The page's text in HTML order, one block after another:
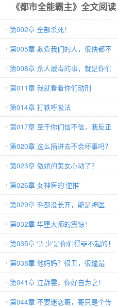
《都市全能霸主》全文阅读
第002章 全部杀死！
第005章 欺负我们的人，很快都不
会存在
第008章 杀人贩毒的事，就是你们
干的
第011章 我就看着你们动刑
第014章 打铁呼吸法
第017章 至于你们信不信，我反正
信了
第020章 这么插进去不会坏事吗？
第023章 傲娇的美女心动了？
第026章 女神医的‘逆推’
第029章 毛都没长齐，能是神医
吗？
第032章 华堕大师的震惊！
第035章 ‘许少’是你们得罪不起的！
第038章 他妈妈？很丑，很邋遢
第041章 江静雯，你好自为之！
第044章 不要迷恋哥，哥只是个传